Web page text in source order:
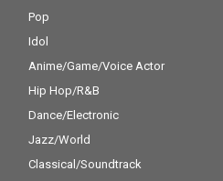
Pop
Idol
Anime/Game/Voice Actor
Hip Hop/R&B
Dance/Electronic
Jazz/World
Classical/Soundtrack